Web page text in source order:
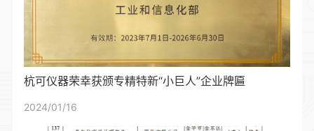
杭可仪器荣幸获颁专精特新“小巨人”企业牌匾
2024/01/16